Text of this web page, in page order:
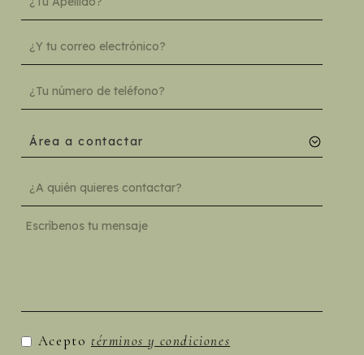
Área a contactar
Acepto términos y condiciones